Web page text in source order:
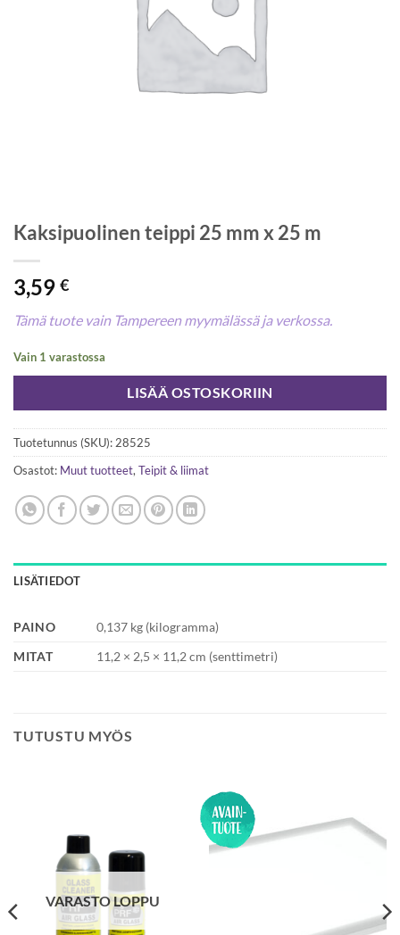
Kaksipuolinen teippi 25 mm x 25 m
3,59 €
Tämä tuote vain Tampereen myymälässä ja verkossa.
Vain 1 varastossa
LISÄÄ OSTOSKORIIN
Tuotetunnus (SKU):28525
Osastot: Muut tuotteet,Teipit & liimat
LISÄTIEDOT
PAINO
0,137 kg (kilogramma)
MITAT
11,2 × 2,5 × 11,2 cm (senttimetri)
TUTUSTU MYÖS
VARASTO LOPPU